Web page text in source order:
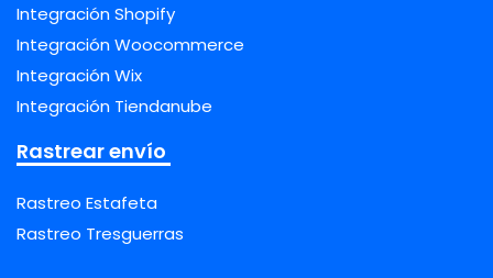
Integración Shopify
Integración Woocommerce
Integración Wix
Integración Tiendanube
Rastrear envío
Rastreo Estafeta
Rastreo Tresguerras